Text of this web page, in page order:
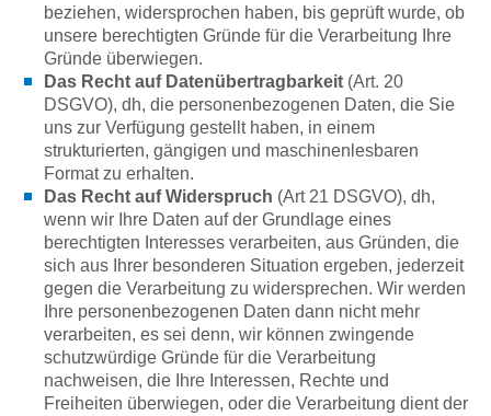
beziehen, widersprochen haben, bis geprüft wurde, ob
unsere berechtigten Gründe für die Verarbeitung Ihre
Gründe überwiegen.
Das Recht auf Datenübertragbarkeit (Art. 20
DSGVO), dh, die personenbezogenen Daten, die Sie
uns zur Verfügung gestellt haben, in einem
strukturierten, gängigen und maschinenlesbaren
Format zu erhalten.
Das Recht auf Widerspruch (Art 21 DSGVO), dh,
wenn wir Ihre Daten auf der Grundlage eines
berechtigten Interesses verarbeiten, aus Gründen, die
sich aus Ihrer besonderen Situation ergeben, jederzeit
gegen die Verarbeitung zu widersprechen. Wir werden
Ihre personenbezogenen Daten dann nicht mehr
verarbeiten, es sei denn, wir können zwingende
schutzwürdige Gründe für die Verarbeitung
nachweisen, die Ihre Interessen, Rechte und
Freiheiten überwiegen, oder die Verarbeitung dient der